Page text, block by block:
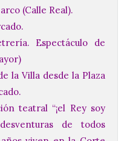
(Calle Real).
Espectáculo de
la Villa desde la Plaza
teatral “¡el Rey soy
de todos